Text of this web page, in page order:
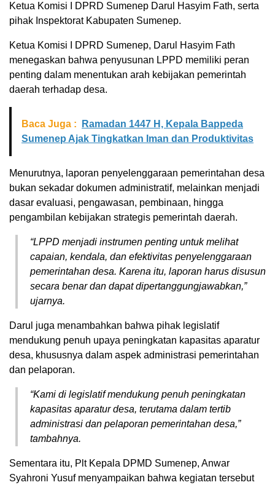
Ketua Komisi I DPRD Sumenep Darul Hasyim Fath, serta
pihak Inspektorat Kabupaten Sumenep.
Ketua Komisi I DPRD Sumenep, Darul Hasyim Fath
menegaskan bahwa penyusunan LPPD memiliki peran
penting dalam menentukan arah kebijakan pemerintah
daerah terhadap desa.
Baca Juga :
Ramadan 1447 H, Kepala Bappeda
Sumenep Ajak Tingkatkan Iman dan Produktivitas
Menurutnya, laporan penyelenggaraan pemerintahan desa
bukan sekadar dokumen administratif, melainkan menjadi
dasar evaluasi, pengawasan, pembinaan, hingga
pengambilan kebijakan strategis pemerintah daerah.
“LPPD menjadi instrumen penting untuk melihat
capaian, kendala, dan efektivitas penyelenggaraan
pemerintahan desa. Karena itu, laporan harus disusun
secara benar dan dapat dipertanggungjawabkan,”
ujarnya.
Darul juga menambahkan bahwa pihak legislatif
mendukung penuh upaya peningkatan kapasitas aparatur
desa, khususnya dalam aspek administrasi pemerintahan
dan pelaporan.
“Kami di legislatif mendukung penuh peningkatan
kapasitas aparatur desa, terutama dalam tertib
administrasi dan pelaporan pemerintahan desa,”
tambahnya.
Sementara itu, Plt Kepala DPMD Sumenep, Anwar
Syahroni Yusuf menyampaikan bahwa kegiatan tersebut